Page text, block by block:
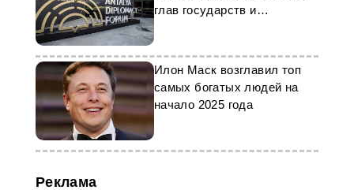
глав государств и
правительств
Илон Маск возглавил топ
самых богатых людей на
начало 2025 года
Реклама